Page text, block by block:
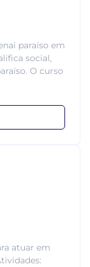
paraíso em
social,
O curso
atuar em